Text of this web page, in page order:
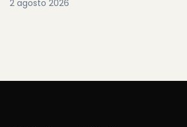
2 agosto 2026